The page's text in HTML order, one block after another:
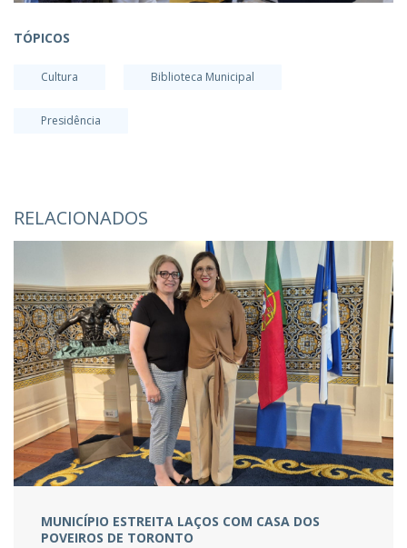
TÓPICOS
Cultura Biblioteca Municipal
Presidência
RELACIONADOS
MUNICÍPIO ESTREITA LAÇOS COM CASA DOS
POVEIROS DE TORONTO